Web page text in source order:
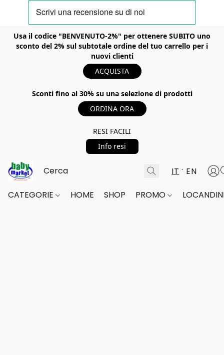
Usa il codice "BENVENUTO-2%" per ottenere SUBITO uno
sconto del 2% sul subtotale ordine del tuo carrello per i
nuovi clienti
ACQUISTA
Sconti fino al 30% su una selezione di prodotti
ORDINA ORA
RESI FACILI
Info resi
IT EN
CATEGORIE HOME SHOP PROMO